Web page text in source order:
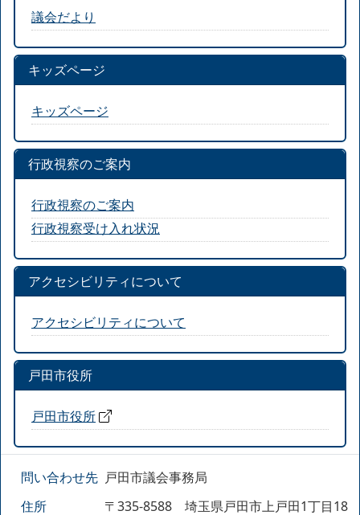
議会だより
キッズページ
キッズページ
行政視察のご案内
行政視察のご案内
行政視察受け入れ状況
アクセシビリティについて
アクセシビリティについて
戸田市役所
戸田市役所
問い合わせ先 戸田市議会事務局
住所
〒335-8588 埼玉県戸田市上戸田1丁目18